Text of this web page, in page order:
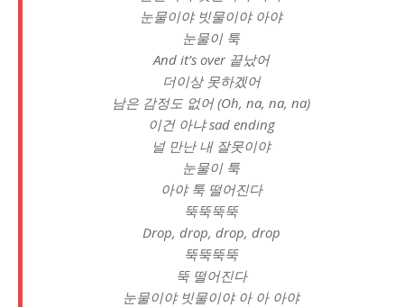
눈물이야 빗물이야 아야
눈물이 툭
And it’s over 끝났어
더이상 못하겠어
남은 감정도 없어 (Oh, na, na, na)
이건 아냐 sad ending
널 만난 내 잘못이야
눈물이 툭
아야 툭 떨어진다
뚝뚝뚝뚝
Drop, drop, drop, drop
뚝뚝뚝뚝
뚝 떨어진다
눈물이야 빗물이야 아 아 아야